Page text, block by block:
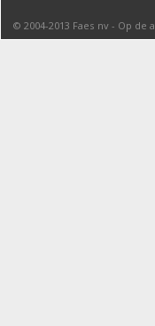
© 2004-2013 Faes nv - Op de